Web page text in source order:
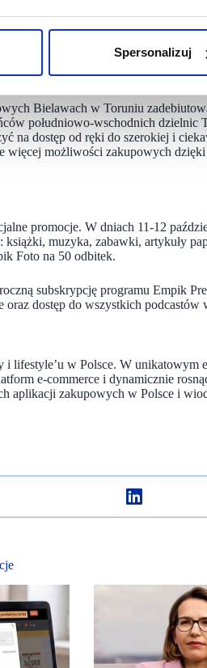
Spersonalizuj
w tym w opcji eko czyli bez
w punkcie INFO a
Bielawach w Toruniu
południowo-wschodnich dzielnic
na dostęp od ręki do szerokiej i
więcej możliwości zakupowych
promocje. W dniach 11-12
muzyka, zabawki, artykuły
Foto na 50 odbitek.
subskrypcję programu Empik
oraz dostęp do wszystkich podcastów
w Polsce. W unikatowym
e-commerce i dynamicznie
aplikacji zakupowych w Polsce i